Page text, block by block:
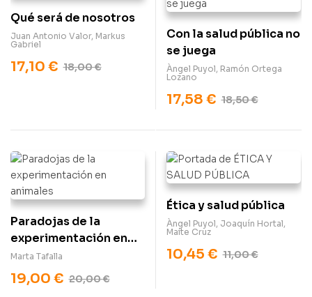
Qué será de nosotros
Juan Antonio Valor, Markus
Gabriel
18,00€
17,10 €
Con la salud pública no
se juega
Àngel Puyol, Ramón Ortega
Lozano
18,50€
17,58 €
Paradojas de la
experimentación en
animales
Marta Tafalla
20,00€
19,00 €
Ética y salud pública
Àngel Puyol, Joaquín Hortal,
Maite Cruz
11,00€
10,45 €